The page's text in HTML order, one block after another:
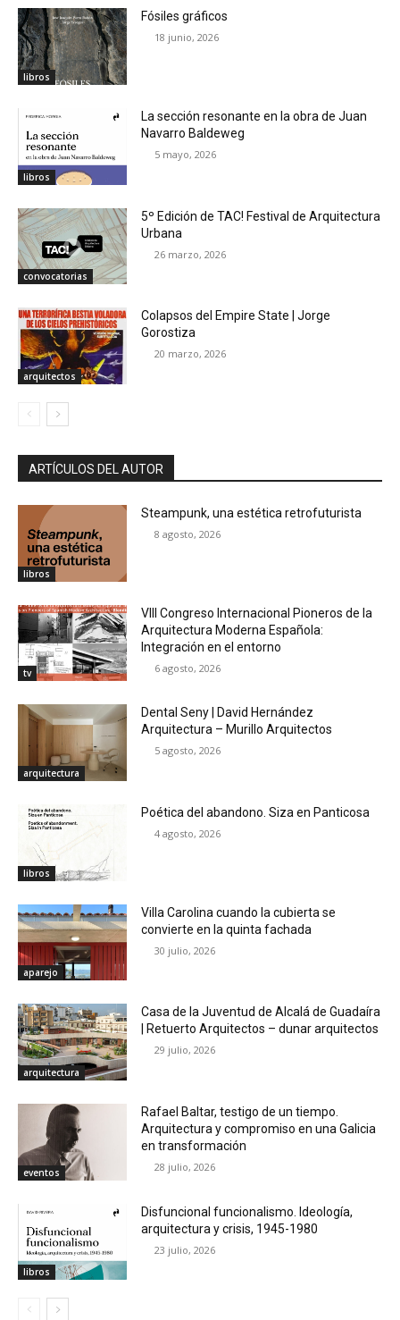
libros
Fósiles gráficos
18 junio, 2026
libros
La sección resonante en la obra de Juan
Navarro Baldeweg
5 mayo, 2026
convocatorias
5º Edición de TAC! Festival de Arquitectura
Urbana
26 marzo, 2026
arquitectos
Colapsos del Empire State | Jorge
Gorostiza
20 marzo, 2026
ARTÍCULOS DEL AUTOR
libros
Steampunk, una estética retrofuturista
8 agosto, 2026
tv
VIII Congreso Internacional Pioneros de la
Arquitectura Moderna Española:
Integración en el entorno
6 agosto, 2026
arquitectura
Dental Seny | David Hernández
Arquitectura – Murillo Arquitectos
5 agosto, 2026
libros
Poética del abandono. Siza en Panticosa
4 agosto, 2026
aparejo
Villa Carolina cuando la cubierta se
convierte en la quinta fachada
30 julio, 2026
arquitectura
Casa de la Juventud de Alcalá de Guadaíra
| Retuerto Arquitectos – dunar arquitectos
29 julio, 2026
eventos
Rafael Baltar, testigo de un tiempo.
Arquitectura y compromiso en una Galicia
en transformación
28 julio, 2026
libros
Disfuncional funcionalismo. Ideología,
arquitectura y crisis, 1945-1980
23 julio, 2026